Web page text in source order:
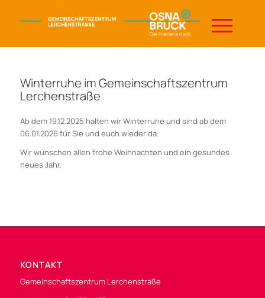
Winterruhe im Gemeinschaftszentrum
Lerchenstraße
Ab dem 19.12.2025 halten wir Winterruhe und sind ab dem
06.01.2026 für Sie und euch wieder da.
Wir wünschen allen frohe Weihnachten und ein gesundes
neues Jahr.
KONTAKT
Gemeinschaftszentrum Lerchenstraße